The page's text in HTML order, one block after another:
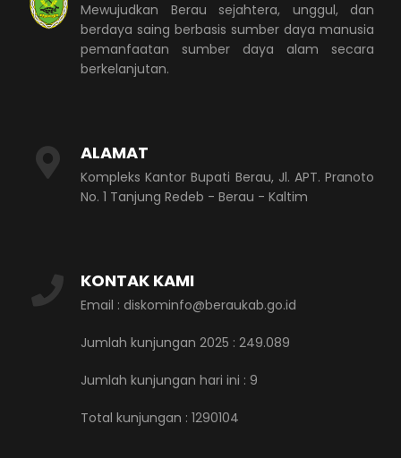
Mewujudkan Berau sejahtera, unggul, dan
berdaya saing berbasis sumber daya manusia
pemanfaatan sumber daya alam secara
berkelanjutan.
ALAMAT
Kompleks Kantor Bupati Berau, Jl. APT. Pranoto
No. 1 Tanjung Redeb - Berau - Kaltim
KONTAK KAMI
Email : diskominfo@beraukab.go.id
Jumlah kunjungan 2025 : 249.089
Jumlah kunjungan hari ini : 9
Total kunjungan : 1290104